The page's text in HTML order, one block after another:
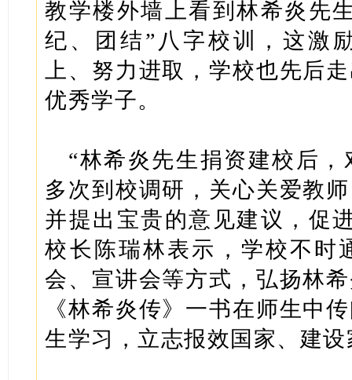
教学楼外墙上看到林希炎先
纪、团结”八字校训，这激
上、努力进取，学校也先后
优秀学子。
“林希炎先生捐资建校后
多次到校调研，关心关爱教
并提出宝贵的意见建议，促
校长陈瑞林表示，学校不时
会、宣讲会等方式，弘扬林
《林希炎传》一书在师生中
生学习，立志报效国家、建